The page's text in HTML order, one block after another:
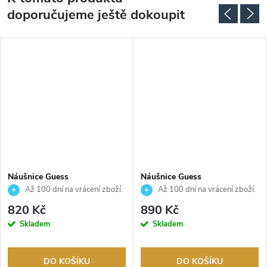
doporučujeme ještě dokoupit
Náušnice Guess
JUBE05024JWRHT
Až 100 dní na vrácení zboží.
Autorizovaný prodejce.
820 Kč
Skladem
DO KOŠÍKU
Náušnice Guess
JUBE05209JWRHT
Až 100 dní na vrácení zboží.
Autorizovaný prodejce.
890 Kč
Skladem
DO KOŠÍKU